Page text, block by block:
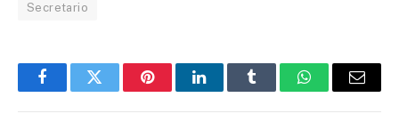
Secretario
FacebookTwitter PinterestLinkedInTumblr WhatsAppEmail